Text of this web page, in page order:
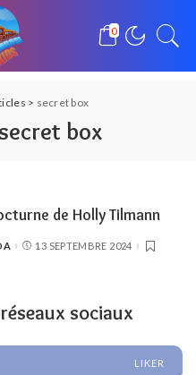
0
> secret box
secret box
de Holly Tilmann
13 SEPTEMBRE 2024
sociaux
LIKER